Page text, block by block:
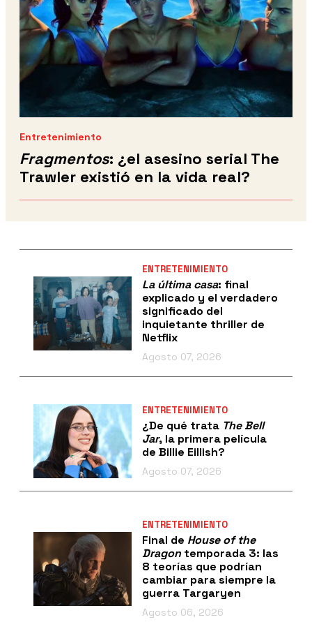
Entretenimiento
Fragmentos: ¿el asesino serial The
Trawler existió en la vida real?
ENTRETENIMIENTO
La última casa: final
explicado y el verdadero
significado del
inquietante thriller de
Netflix
Agosto 07, 2026
ENTRETENIMIENTO
¿De qué trata The Bell
Jar, la primera película
de Billie Eillish?
Agosto 07, 2026
ENTRETENIMIENTO
Final de House of the
Dragontemporada 3: las
8 teorías que podrían
cambiar para siempre la
guerra Targaryen
Agosto 06, 2026